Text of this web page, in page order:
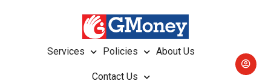
Services Policies About Us
Contact Us